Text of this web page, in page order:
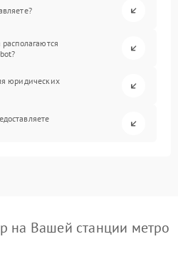
юридических
на Вашей станции метро